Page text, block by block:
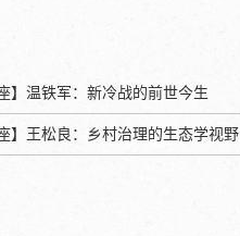
】温铁军：新冷战的前世今生
】王松良：乡村治理的生态学视野